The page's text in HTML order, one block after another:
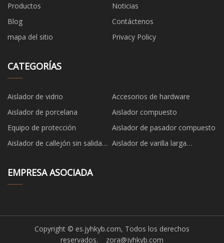
Productos
Noticias
Blog
Contáctenos
mapa del sitio
Privacy Policy
CATEGORÍAS
Aislador de vidrio
Accesorios de hardware
Aislador de porcelana
Aislador compuesto
Equipo de protección
Aislador de pasador compuesto
Aislador de callejón sin salida
Aislador de varilla larga
EMPRESA ASOCIADA
Copyright © es.jyhkyb.com, Todos los derechos
reservados. zora@jyhkyb.com